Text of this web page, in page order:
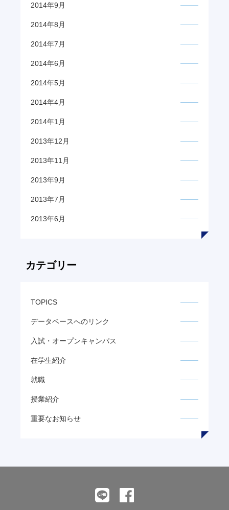
2014年9月
2014年8月
2014年7月
2014年6月
2014年5月
2014年4月
2014年1月
2013年12月
2013年11月
2013年9月
2013年7月
2013年6月
カテゴリー
TOPICS
データベースへのリンク
入試・オープンキャンパス
在学生紹介
就職
授業紹介
重要なお知らせ